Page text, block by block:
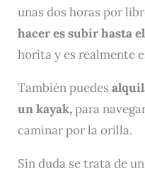
unas dos horas por
hacer es subir hasta
horita y es realmente
También puedes
un kayak,para
caminar por la orilla.
Sin duda se trata de